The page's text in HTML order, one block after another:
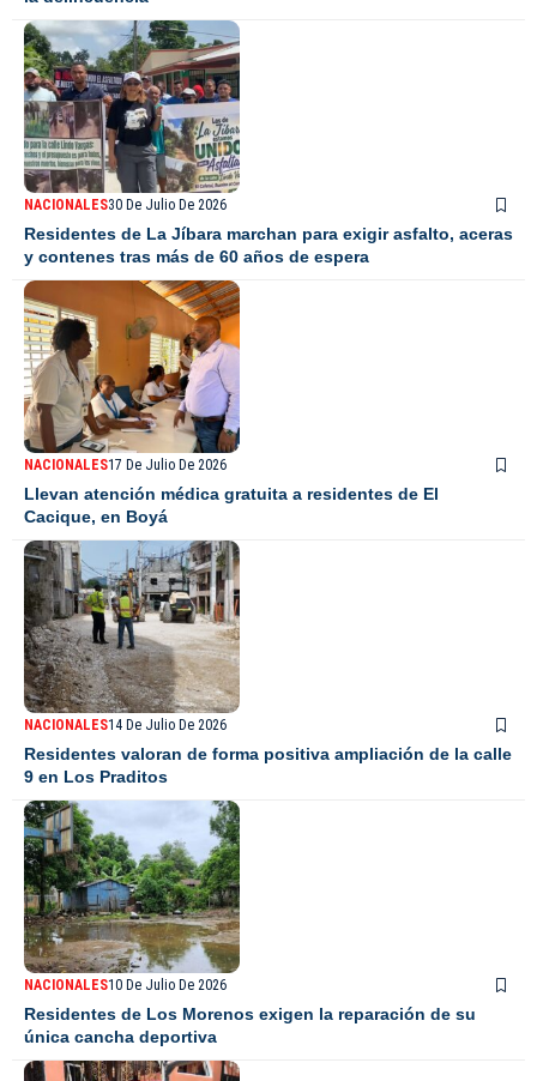
NACIONALES30 De Julio De 2026
Residentes de La Jíbara marchan para exigir asfalto, aceras
y contenes tras más de 60 años de espera
NACIONALES17 De Julio De 2026
Llevan atención médica gratuita a residentes de El
Cacique, en Boyá
NACIONALES14 De Julio De 2026
Residentes valoran de forma positiva ampliación de la calle
9 en Los Praditos
NACIONALES10 De Julio De 2026
Residentes de Los Morenos exigen la reparación de su
única cancha deportiva